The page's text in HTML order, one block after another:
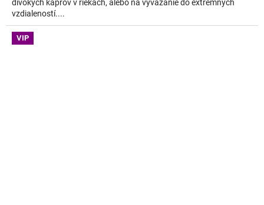
divokých kaprov v riekach, alebo na vyvážanie do extrémnych
vzdialeností....
VIP